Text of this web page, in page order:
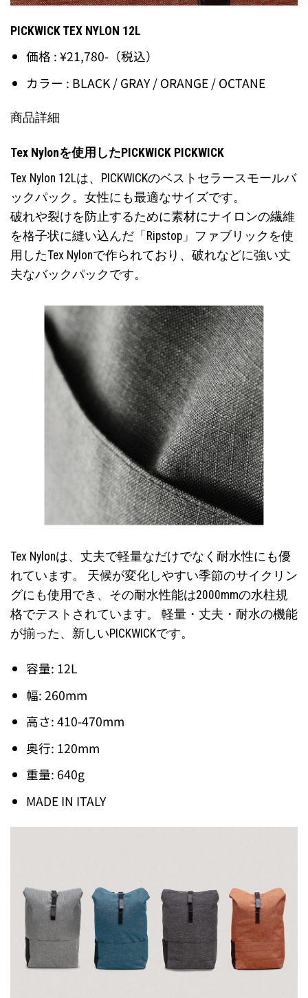
PICKWICK TEX NYLON 12L
価格 : ¥21,780-（税込）
カラー : BLACK / GRAY / ORANGE / OCTANE
商品詳細
Tex Nylonを使用したPICKWICK PICKWICK
Tex Nylon 12Lは、PICKWICKのベストセラースモールバ
ックパック。女性にも最適なサイズです。
破れや裂けを防止するために素材にナイロンの繊維
を格子状に縫い込んだ「Ripstop」ファブリックを使
用したTex Nylonで作られており、破れなどに強い丈
夫なバックパックです。
Tex Nylonは、丈夫で軽量なだけでなく耐水性にも優
れています。 天候が変化しやすい季節のサイクリン
グにも使用でき、その耐水性能は2000mmの水柱規
格でテストされています。 軽量・丈夫・耐水の機能
が揃った、新しいPICKWICKです。
容量: 12L
幅: 260mm
高さ: 410-470mm
奥行: 120mm
重量: 640g
MADE IN ITALY